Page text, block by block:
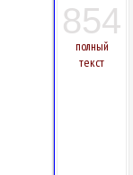
854
полный
текст